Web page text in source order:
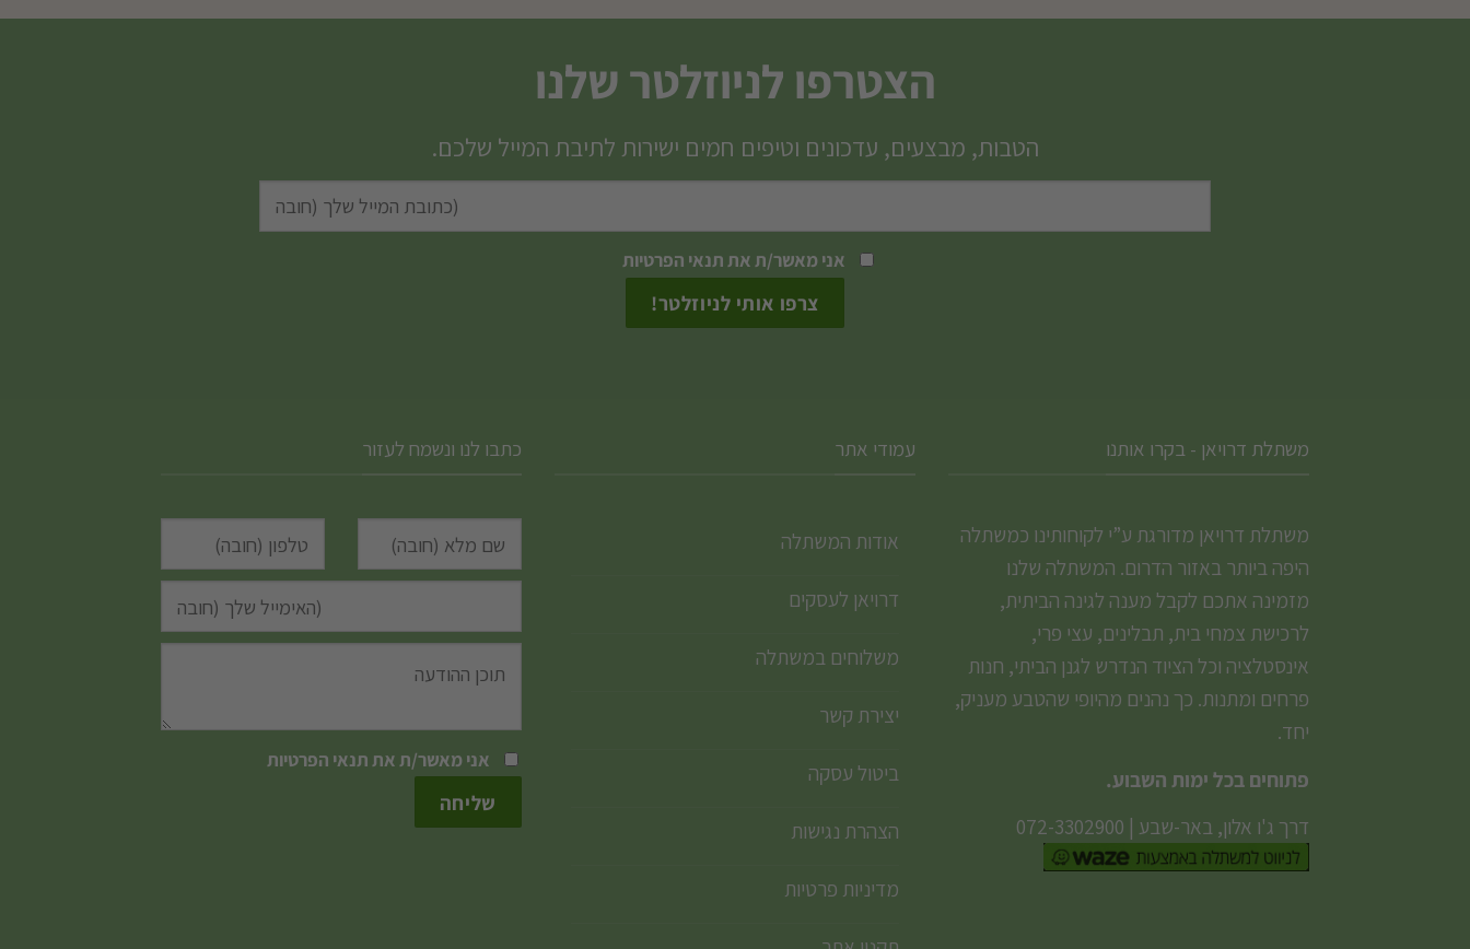
זה
לבחור
זה
מספר
ניתן
לבחור
בעמוד
הצטרפו לניוזלטר שלנו
הטבות, מבצעים, עדכונים וטיפים חמים ישירות לתיבת המייל שלכם.
אני מאשר/ת אתתנאי הפרטיות
משתלת דרויאן - בקרו אותנו
משתלת דרויאן מדורגת ע”י לקוחותינו כמשתלה
היפה ביותר באזור הדרום. המשתלה שלנו
מזמינה אתכם לקבל מענה לגינה הביתית,
לרכישת צמחי בית, תבלינים, עצי פרי,
אינסטלציה וכל הציוד הנדרש לגנן הביתי, חנות
פרחים ומתנות. כך נהנים מהיופי שהטבע מעניק,
יחד.
פתוחים בכל ימות השבוע.
דרך ג'ו אלון, באר-שבע |
072-3302900
עמודי אתר
אודות המשתלה
דרויאן לעסקים
משלוחים במשתלה
יצירת קשר
ביטול עסקה
הצהרת נגישות
מדיניות פרטיות
כתבו לנו ונשמח לעזור
אני מאשר/ת אתתנאי הפרטיות